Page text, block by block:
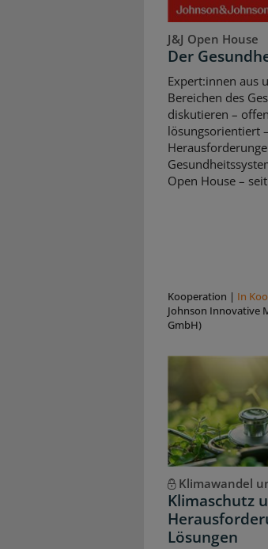
J&J Open House
Der
Expert:innen aus
Bereichen des
diskutieren –
lösungsorientiert
Open House –
Kooperation | In
Johnson Innovative
GmbH)
Klimawandel
Klimaschutz
Lösungen